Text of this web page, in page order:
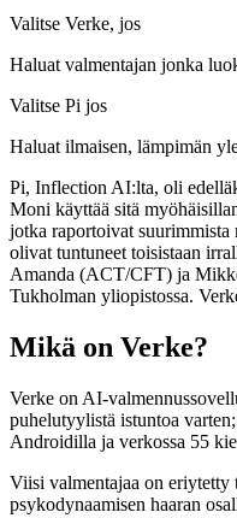
Valitse Verke, jos
Haluat valmentajan jonka
Valitse Pi jos
Haluat ilmaisen, lämpimän
Pi, Inflection AI:lta, oli
Moni käyttää sitä
jotka raportoivat
olivat tuntuneet toisistaan
Amanda (ACT/CFT) ja
Tukholman yliopistossa.
Mikä on Verke?
Verke on AI-
puhelutyylistä istuntoa
Androidilla ja verkossa 55
Viisi valmentajaa on eriytetty
psykodynaamisen haaran